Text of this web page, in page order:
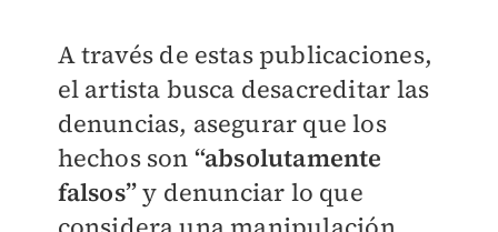
A través de estas publicaciones,
el artista busca desacreditar las
denuncias, asegurar que los
hechos son “absolutamente
falsos”y denunciar lo que